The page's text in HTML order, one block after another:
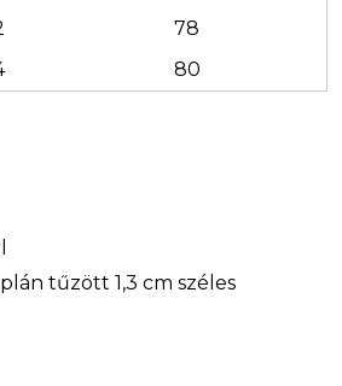
78
80
tűzött 1,3 cm széles